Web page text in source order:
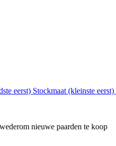
eerst) Stockmaat (kleinste eerst)
nieuwe paarden te koop